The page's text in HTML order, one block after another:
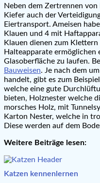
Neben dem Zertrennen
Kiefer auch der
Eiertransport. Ameisen
Klauen und 4 mit
Klauen dienen zum
Halteapparate ermöglichen
Glasoberfläche zu laufen.
Bauweisen. Je nach dem
handelt, gibt es zum
welche eine gute
bieten, Holznester welche
morsches Holz, mit
Karton Nester, welche in
Diese werden auf dem
Weitere Beiträge lesen:
Katzen kennenlernen